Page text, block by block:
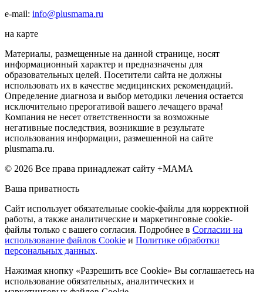
e-mail: info@plusmama.ru
на карте
Материалы, размещенные на данной странице, носят
информационный характер и предназначены для
образовательных целей. Посетители сайта не должны
использовать их в качестве медицинских рекомендаций.
Определение диагноза и выбор методики лечения остается
исключительно прерогативой вашего лечащего врача!
Компания не несет ответственности за возможные
негативные последствия, возникшие в результате
использования информации, размешенной на сайте
plusmama.ru.
© 2026 Все права принадлежат сайту +МАМА
Ваша приватность
Сайт использует обязательные cookie-файлы для корректной
работы, а также аналитические и маркетинговые cookie-
файлы только с вашего согласия. Подробнее в Согласии на
использование файлов Cookie и Политике обработки
персональных данных.
Нажимая кнопку «Разрешить все Cookie» Вы соглашаетесь на
использование обязательных, аналитических и